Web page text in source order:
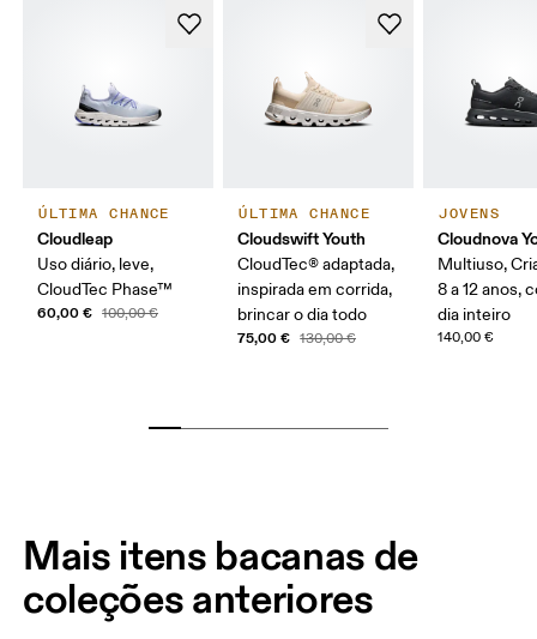
ÚLTIMA CHANCE
Cloudleap
Uso diário, leve,
CloudTec Phase™
60,00 € 100,00 €
ÚLTIMA CHANCE
Cloudswift Youth
CloudTec® adaptada,
inspirada em corrida,
brincar o dia todo
75,00 € 130,00 €
JOVENS
Cloudnova
Multiuso,
8 a 12 anos,
dia inteiro
140,00 €
Mais itens bacanas de
coleções anteriores